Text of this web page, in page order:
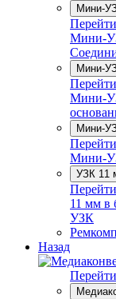
Мини-
Мини-
Мини-
Мини-
Мини-
Мини-
УЗК 11
11 мм в
УЗК
Назад